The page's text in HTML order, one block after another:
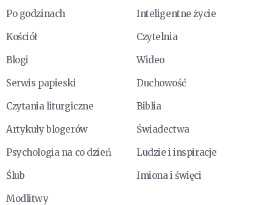
Po godzinach
Inteligentne życie
Kościół
Czytelnia
Blogi
Wideo
Serwis papieski
Duchowość
Czytania liturgiczne
Biblia
Artykuły blogerów
Świadectwa
Psychologia na co dzień
Ludzie i inspiracje
Ślub
Imiona i święci
Modlitwy